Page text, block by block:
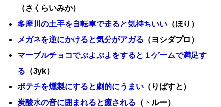
（さくらいみか）
多摩川の土手を自転車で走ると気持ちいい （ほり）
メガネを逆にかけると気分がアガる （ヨシダプロ）
マーブルチョコでぷよぷよをすると１ゲームで満足す
る （3yk）
ポテチを燻製にすると劇的にうまい （りばすと）
炭酸水の音に囲まれると癒される （トルー）